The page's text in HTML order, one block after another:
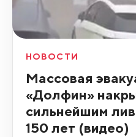
НОВОСТИ
Массовая
«Долфин»
сильнейшим
150 лет (видео)